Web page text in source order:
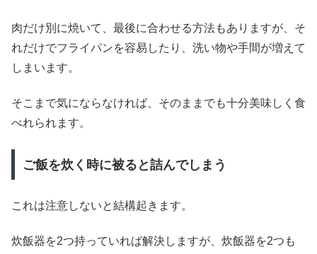
肉だけ別に焼いて、最後に合わせる方法もありますが、そ
れだけでフライパンを容易したり、洗い物や手間が増えて
しまいます。
そこまで気にならなければ、そのままでも十分美味しく食
べれられます。
ご飯を炊く時に被ると詰んでしまう
これは注意しないと結構起きます。
炊飯器を2つ持っていれば解決しますが、炊飯器を2つも